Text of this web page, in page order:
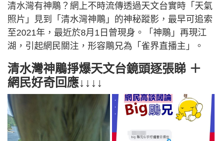
清水灣有神鵰？網上不時流傳透過天文台實時「天氣
照片」見到「清水灣神鵰」的神秘蹤影，最早可追索
至2021年，最近於8月1日曾現身。「神鵰」再現江
湖，引起網民關注，形容鵰兄為「雀界直播主」。
清水灣神鵰掙爆天文台鏡頭逐張睇 ＋
網民好奇回應↓↓↓↓